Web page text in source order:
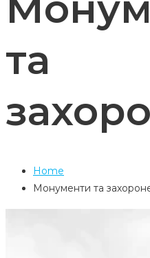
та
Home
Монументи та